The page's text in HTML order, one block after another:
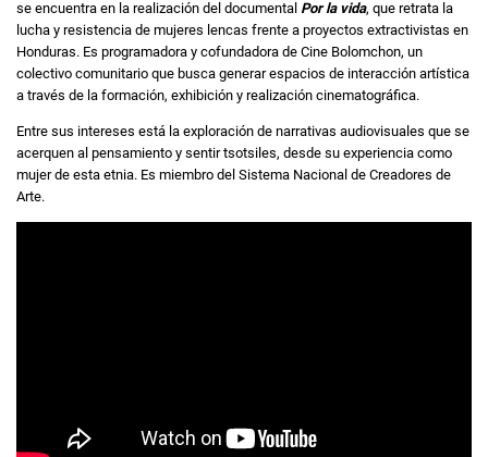
se encuentra en la realización del documental Por la vida, que retrata la
lucha y resistencia de mujeres lencas frente a proyectos extractivistas en
Honduras. Es programadora y cofundadora de Cine Bolomchon, un
colectivo comunitario que busca generar espacios de interacción artística
a través de la formación, exhibición y realización cinematográfica.
Entre sus intereses está la exploración de narrativas audiovisuales que se
acerquen al pensamiento y sentir tsotsiles, desde su experiencia como
mujer de esta etnia. Es miembro del Sistema Nacional de Creadores de
Arte.